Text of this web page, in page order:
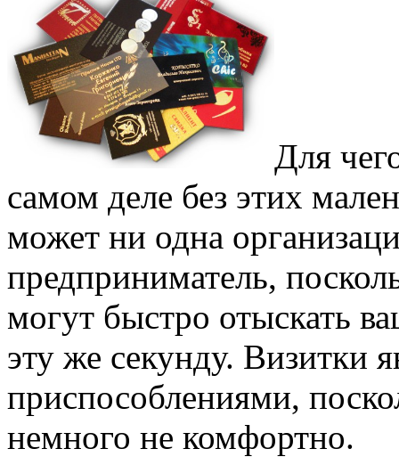
Для
самом деле без этих
может ни одна
предприниматель,
могут быстро отыскать
эту же секунду. Визитки
приспособлениями,
немного не комфортно.